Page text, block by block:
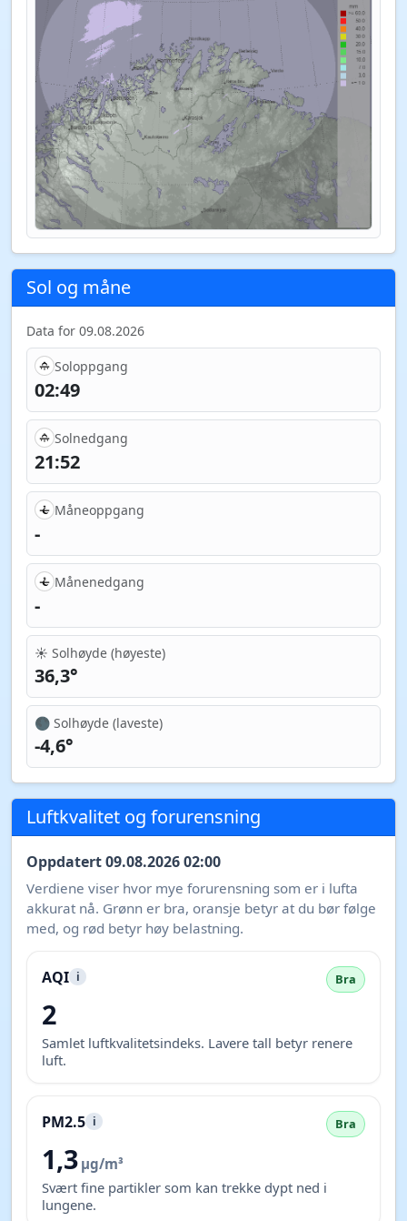
Sol og måne
Data for 09.08.2026
Soloppgang
02:49
Solnedgang
21:52
Måneoppgang
-
Månenedgang
-
☀️ Solhøyde (høyeste)
36,3°
🌑 Solhøyde (laveste)
-4,6°
Luftkvalitet og forurensning
Oppdatert 09.08.2026 02:00
Verdiene viser hvor mye forurensning som er i lufta
akkurat nå. Grønn er bra, oransje betyr at du bør følge
med, og rød betyr høy belastning.
AQI i Bra
2
Samlet luftkvalitetsindeks. Lavere tall betyr renere
luft.
PM2.5 i Bra
1,3 µg/m³
Svært fine partikler som kan trekke dypt ned i
lungene.